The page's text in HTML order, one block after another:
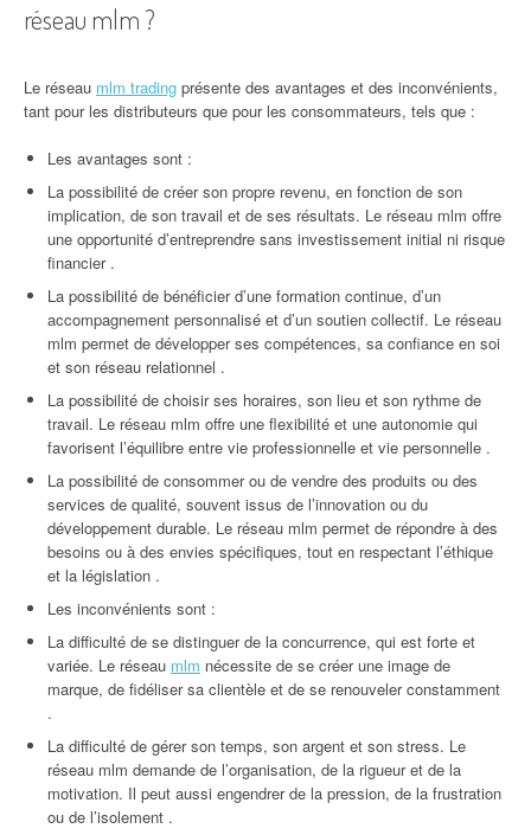
réseau mlm ?
Le réseau mlm trading présente des avantages et des inconvénients,
tant pour les distributeurs que pour les consommateurs, tels que :
Les avantages sont :
La possibilité de créer son propre revenu, en fonction de son
implication, de son travail et de ses résultats. Le réseau mlm offre
une opportunité d’entreprendre sans investissement initial ni risque
financier .
La possibilité de bénéficier d’une formation continue, d’un
accompagnement personnalisé et d’un soutien collectif. Le réseau
mlm permet de développer ses compétences, sa confiance en soi
et son réseau relationnel .
La possibilité de choisir ses horaires, son lieu et son rythme de
travail. Le réseau mlm offre une flexibilité et une autonomie qui
favorisent l’équilibre entre vie professionnelle et vie personnelle .
La possibilité de consommer ou de vendre des produits ou des
services de qualité, souvent issus de l’innovation ou du
développement durable. Le réseau mlm permet de répondre à des
besoins ou à des envies spécifiques, tout en respectant l’éthique
et la législation .
Les inconvénients sont :
La difficulté de se distinguer de la concurrence, qui est forte et
variée. Le réseau mlm nécessite de se créer une image de
marque, de fidéliser sa clientèle et de se renouveler constamment
.
La difficulté de gérer son temps, son argent et son stress. Le
réseau mlm demande de l’organisation, de la rigueur et de la
motivation. Il peut aussi engendrer de la pression, de la frustration
ou de l’isolement .